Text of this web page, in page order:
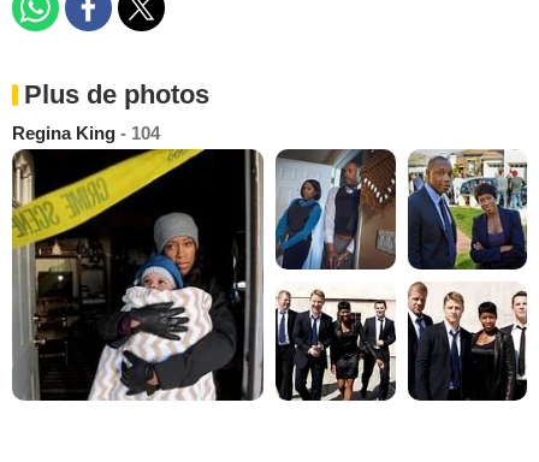
Plus de photos
Regina King - 104